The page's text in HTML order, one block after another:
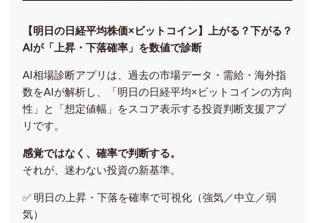
【明日の⽇経平均株価×ビットコイン】上がる？下がる？
AIが「上昇・下落確率」を数値で診断
AI相場診断アプリは、過去の市場データ・需給・海外指
数をAIが解析し、「明日の日経平均×ビットコインの方向
性」と「想定値幅」をスコア表示する投資判断支援アプ
リです。
感覚ではなく、確率で判断する。
それが、迷わない投資の新基準。
✅ 明日の上昇・下落を確率で可視化（強気／中立／弱
気）